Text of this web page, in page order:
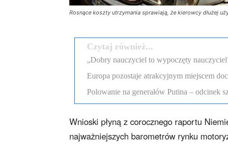
Rosnące koszty utrzymania sprawiają, że kierowcy dłużej
Czytaj również...
„Dobry nauczyciel to wypoczęty
Europa pozostaje atrakcyjnym miejscem
Polowanie na generałów Putina – odcinek
Wnioski płyną z corocznego raportu
najważniejszych barometrów rynku